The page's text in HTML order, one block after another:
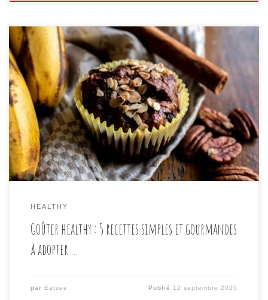
Le goûter fait partie des petits plaisirs de la journée.
Ce moment, souvent associé à l’enfance, reste
essentiel aussi bien pour les enfants que pour les
adultes. Pourtant, beaucoup hésitent à s’accorder
cette pause par peur de « craquer » ou de
consommer trop de sucre. En réalité, le goûter […]
HEALTHY
Goûter healthy : 5 recettes simples et gourmandes
à adopter …
par Eatzee Publié 12 septembre 2025